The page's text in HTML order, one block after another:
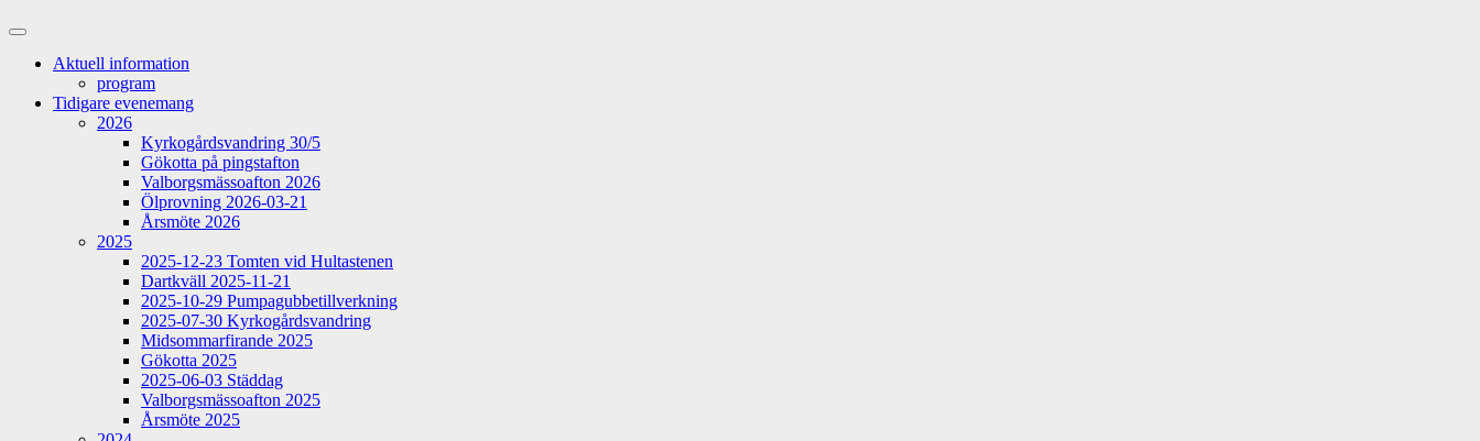
Slå
sökfältAktuell information
program
Tidigare evenemang
2026
Kyrkogårdsvandring 30/5
Gökotta på pingstafton
Valborgsmässoafton 2026
Ölprovning 2026-03-21
Årsmöte 2026
2025
2025-12-23 Tomten vid Hultastenen
Dartkväll 2025-11-21
2025-10-29 Pumpagubbetillverkning
2025-07-30 Kyrkogårdsvandring
Midsommarfirande 2025
Gökotta 2025
2025-06-03 Städdag
Valborgsmässoafton 2025
Årsmöte 2025